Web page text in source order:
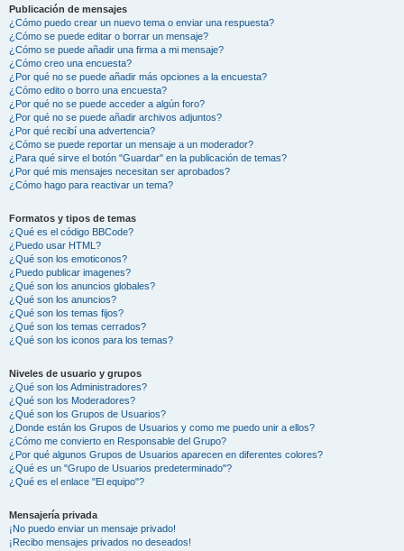
Publicación de mensajes
¿Cómo puedo crear un nuevo tema o enviar una respuesta?
¿Cómo se puede editar o borrar un mensaje?
¿Cómo se puede añadir una firma a mi mensaje?
¿Cómo creo una encuesta?
¿Por qué no se puede añadir más opciones a la encuesta?
¿Cómo edito o borro una encuesta?
¿Por qué no se puede acceder a algún foro?
¿Por qué no se puede añadir archivos adjuntos?
¿Por qué recibí una advertencia?
¿Cómo se puede reportar un mensaje a un moderador?
¿Para qué sirve el botón "Guardar" en la publicación de temas?
¿Por qué mis mensajes necesitan ser aprobados?
¿Cómo hago para reactivar un tema?
Formatos y tipos de temas
¿Qué es el código BBCode?
¿Puedo usar HTML?
¿Qué son los emoticonos?
¿Puedo publicar imagenes?
¿Qué son los anuncios globales?
¿Qué son los anuncios?
¿Qué son los temas fijos?
¿Qué son los temas cerrados?
¿Qué son los iconos para los temas?
Niveles de usuario y grupos
¿Qué son los Administradores?
¿Qué son los Moderadores?
¿Qué son los Grupos de Usuarios?
¿Donde están los Grupos de Usuarios y como me puedo unir a ellos?
¿Cómo me convierto en Responsable del Grupo?
¿Por qué algunos Grupos de Usuarios aparecen en diferentes colores?
¿Qué es un "Grupo de Usuarios predeterminado"?
¿Qué es el enlace "El equipo"?
Mensajería privada
¡No puedo enviar un mensaje privado!
¡Recibo mensajes privados no deseados!